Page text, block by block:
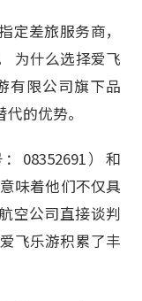
定差旅服务商，
为什么选择爱飞
有限公司旗下品
的优势。
08352691）和
味着他们不仅具
空公司直接谈判
飞乐游积累了丰